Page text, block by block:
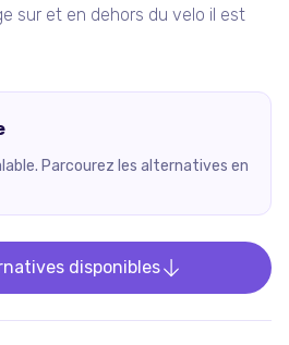
sur et en dehors du velo il est
Parcourez les alternatives en
disponibles